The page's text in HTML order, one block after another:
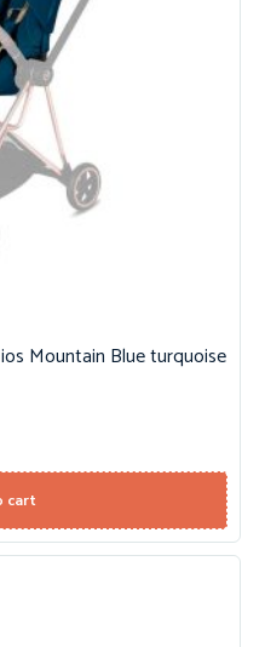
Mountain Blue turquoise
cart